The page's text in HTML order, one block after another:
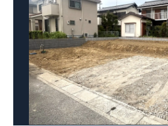
太陽光発電 標準搭載 自家消費分は月額サ
ビス期間（10 年間）中の売電収入は事
約満了後は売電収入を含めお客様に帰属
ホテルライクなデザインと実用性を兼ね
ープンサニタリーirodori／詳細ページへ
家計にやさしい住宅性能
長期優良住宅 住宅ローン控除額の優遇、
延長など 税制面でのメリットが受けられ
耐震等級３ ＋制震ダンパー 建築基準法の
険の割引（最大50％）対象です。
現地のご案内・資料請求 受付中